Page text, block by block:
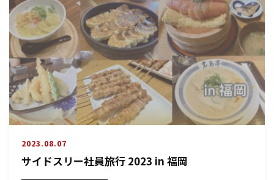
2023.08.07
サイドスリー社員旅行 2023 in 福岡